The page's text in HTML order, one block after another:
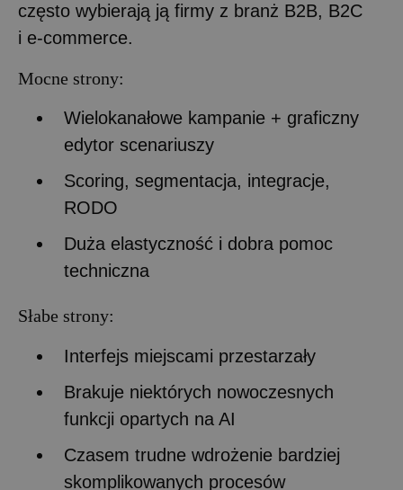
często wybierają ją firmy z branż B2B, B2C
i e-commerce.
Mocne strony:
Wielokanałowe kampanie + graficzny
edytor scenariuszy
Scoring, segmentacja, integracje,
RODO
Duża elastyczność i dobra pomoc
techniczna
Słabe strony:
Interfejs miejscami przestarzały
Brakuje niektórych nowoczesnych
funkcji opartych na AI
Czasem trudne wdrożenie bardziej
skomplikowanych procesów